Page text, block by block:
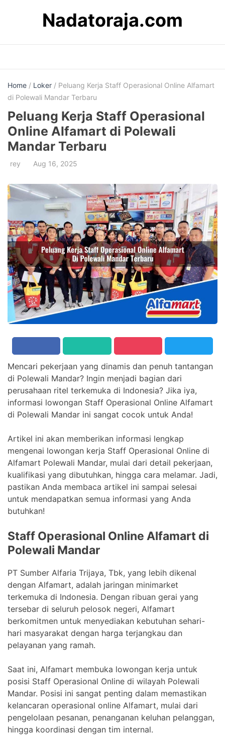
Nadatoraja.com
Home / Loker / Peluang Kerja Staff Operasional Online Alfamart
di Polewali Mandar Terbaru
Peluang Kerja Staff Operasional
Online Alfamart di Polewali
Mandar Terbaru
rey Aug 16, 2025
Mencari pekerjaan yang dinamis dan penuh tantangan
di Polewali Mandar? Ingin menjadi bagian dari
perusahaan ritel terkemuka di Indonesia? Jika iya,
informasi lowongan Staff Operasional Online Alfamart
di Polewali Mandar ini sangat cocok untuk Anda!
Artikel ini akan memberikan informasi lengkap
mengenai lowongan kerja Staff Operasional Online di
Alfamart Polewali Mandar, mulai dari detail pekerjaan,
kualifikasi yang dibutuhkan, hingga cara melamar. Jadi,
pastikan Anda membaca artikel ini sampai selesai
untuk mendapatkan semua informasi yang Anda
butuhkan!
Staff Operasional Online Alfamart di
Polewali Mandar
PT Sumber Alfaria Trijaya, Tbk, yang lebih dikenal
dengan Alfamart, adalah jaringan minimarket
terkemuka di Indonesia. Dengan ribuan gerai yang
tersebar di seluruh pelosok negeri, Alfamart
berkomitmen untuk menyediakan kebutuhan sehari-
hari masyarakat dengan harga terjangkau dan
pelayanan yang ramah.
Saat ini, Alfamart membuka lowongan kerja untuk
posisi Staff Operasional Online di wilayah Polewali
Mandar. Posisi ini sangat penting dalam memastikan
kelancaran operasional online Alfamart, mulai dari
pengelolaan pesanan, penanganan keluhan pelanggan,
hingga koordinasi dengan tim internal.